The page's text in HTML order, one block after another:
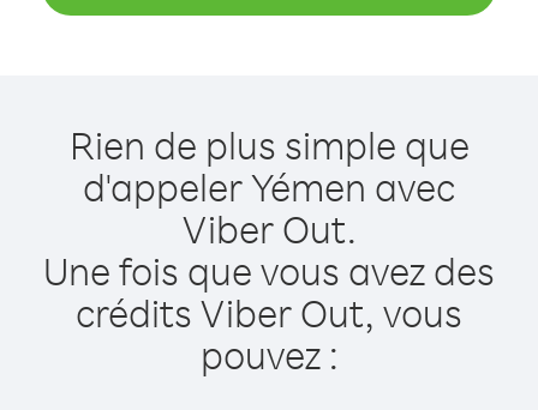
Rien de plus simple que
d'appeler Yémen avec
Viber Out.
Une fois que vous avez des
crédits Viber Out, vous
pouvez :